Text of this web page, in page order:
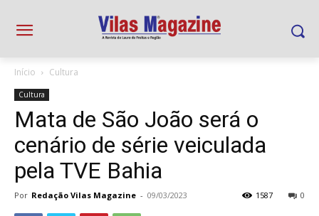
Início Cultura
Cultura
Mata de São João será o
cenário de série veiculada
pela TVE Bahia
Por Redação Vilas Magazine - 09/03/2023 0
1587